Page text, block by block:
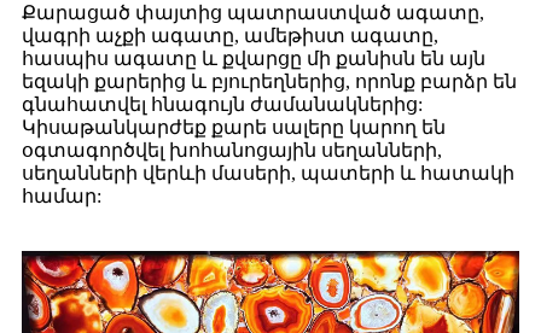
Քարացած փայտից պատրաստված ագատը,
վագրի աչքի ագատը, ամեթիստ ագատը,
հասպիս ագատը և քվարցը մի քանիսն են այն
եզակի քարերից և բյուրեղներից, որոնք բարձր են
գնահատվել հնագույն ժամանակներից:
Կիսաթանկարժեք քարե սալերը կարող են
օգտագործվել խոհանոցային սեղանների,
սեղանների վերևի մասերի, պատերի և հատակի
համար: